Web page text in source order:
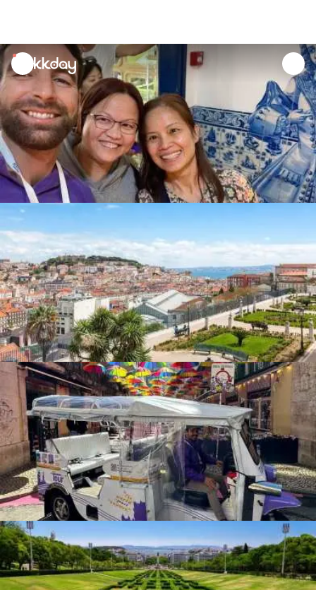
unread
notifications